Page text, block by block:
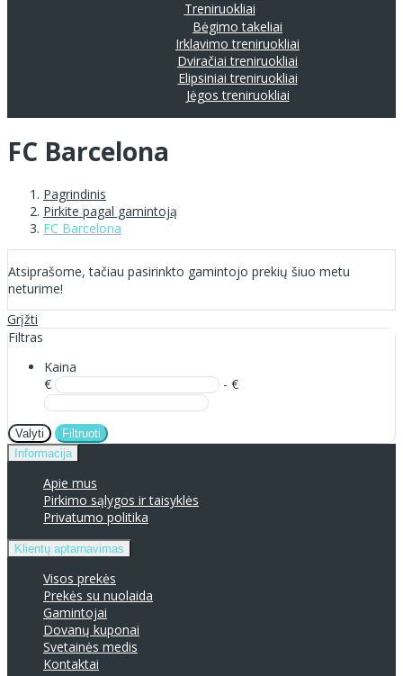
Treniruokliai
Bėgimo takeliai
Irklavimo treniruokliai
Dviračiai treniruokliai
Elipsiniai treniruokliai
Jėgos treniruokliai
FC Barcelona
Pagrindinis
Pirkite pagal gamintoją
FC Barcelona
Atsiprašome, tačiau pasirinkto gamintojo prekių šiuo metu
neturime!
Grįžti
Filtras
Kaina
€
- €
Valyti
Filtruoti
Informacija
Apie mus
Pirkimo sąlygos ir taisyklės
Privatumo politika
Klientų aptarnavimas
Visos prekės
Prekės su nuolaida
Gamintojai
Dovanų kuponai
Svetainės medis
Kontaktai